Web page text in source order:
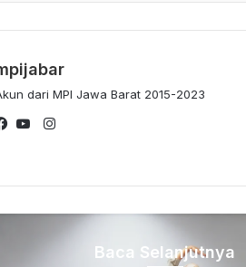
dari MPI Jawa Barat 2015-2023
Instagram
Baca Selanjutnya